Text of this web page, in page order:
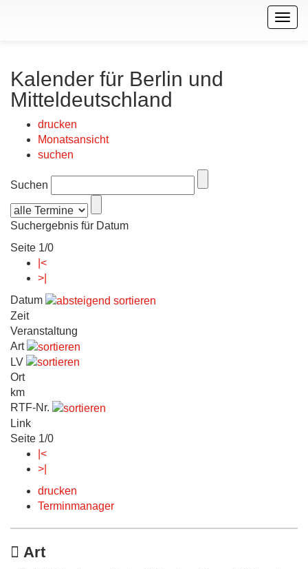
Kalender für Berlin und
Mitteldeutschland
drucken
Monatsansicht
suchen
Suchen
Suchergebnis für Datum
Seite 1/0
|<
>|
Datum
Zeit
Veranstaltung
Art
LV
Ort
km
RTF-Nr.
Link
Seite 1/0
|<
>|
drucken
Terminmanager
Art